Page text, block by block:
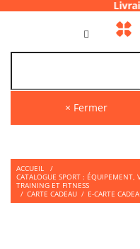
Livraison
× Fermer
ACCUEIL
/
CATALOGUE SPORT : ÉQUIPEMENT,
TRAINING ET FITNESS
/ CARTE CADEAU / E-CARTE